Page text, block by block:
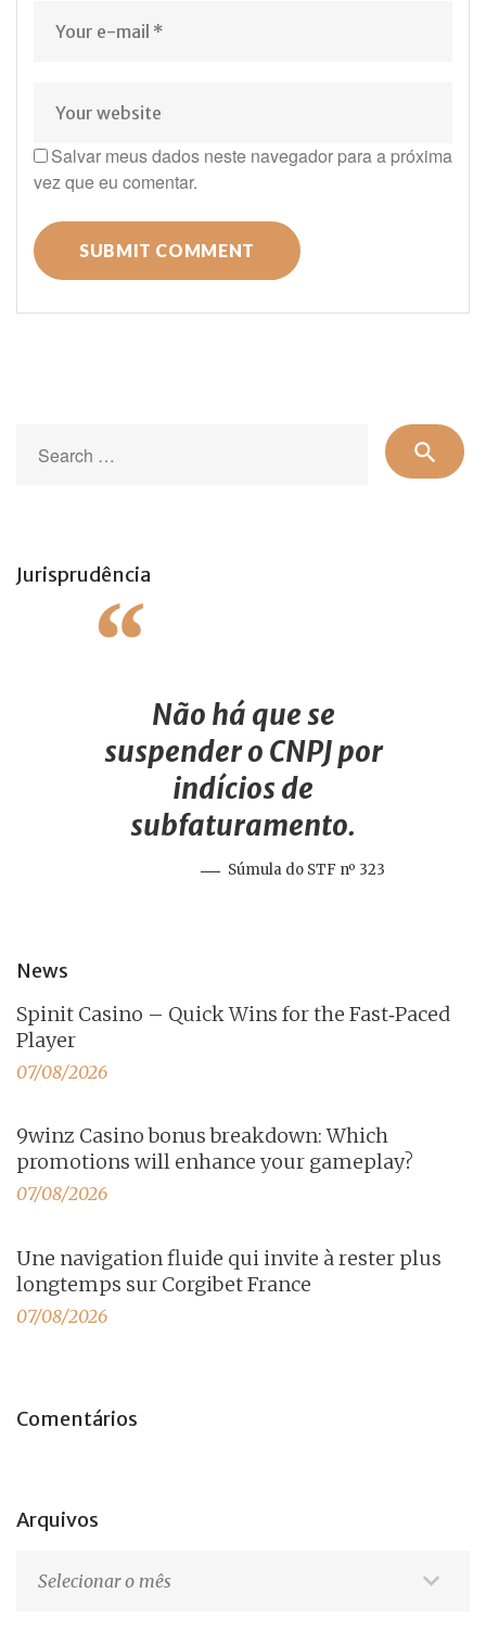
Salvar meus dados neste navegador para a próxima
vez que eu comentar.
for:
search
Jurisprudência
Não há que se
suspender o CNPJ por
indícios de
subfaturamento.
Súmula do STF nº 323
News
Spinit Casino – Quick Wins for the Fast‑Paced
Player
07/08/2026
9winz Casino bonus breakdown: Which
promotions will enhance your gameplay?
07/08/2026
Une navigation fluide qui invite à rester plus
longtemps sur Corgibet France
07/08/2026
Comentários
Arquivos